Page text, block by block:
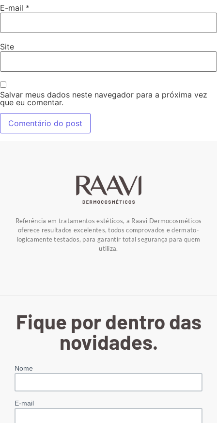
E-mail *
Site
Salvar meus dados neste navegador para a próxima vez
que eu comentar.
Referência em tratamentos estéticos, a Raavi Dermocosméticos
oferece resultados excelentes, todos comprovados e dermato-
logicamente testados, para garantir total segurança para quem
utiliza.
Fique por dentro das
novidades.
Nome
E-mail